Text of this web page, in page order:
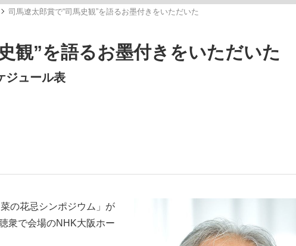
ジャパン選手が証言した“NPB聞... 「クマが悪者扱いされてい
#三山凌輝 #高市早苗 #後藤真希 #森岡毅 #城彰二 #内田有
司馬遼太郎賞で“司馬史観”を語るお墨付きをいただいた
観”を語るお墨付きをいただいた
ュール表
の花忌シンポジウム」が
衆で会場のNHK大阪ホー